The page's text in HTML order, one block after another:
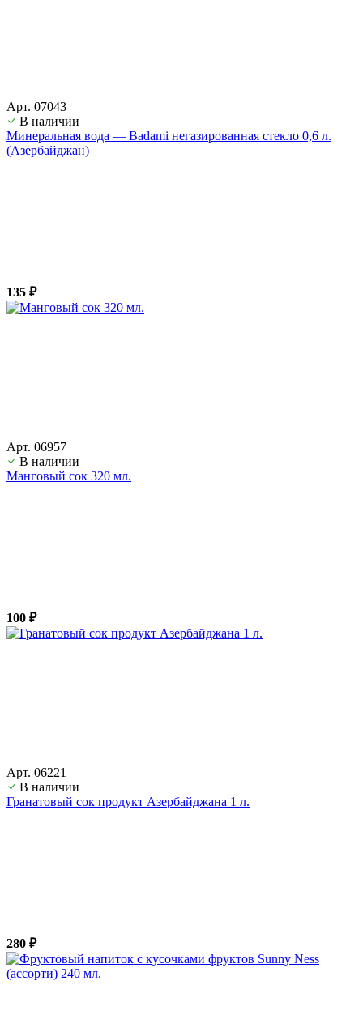
Арт. 07043
В наличии
Минеральная вода — Badami негазированная стекло 0,6 л.
(Азербайджан)
135 ₽
Арт. 06957
В наличии
Манговый сок 320 мл.
100 ₽
Арт. 06221
В наличии
Гранатовый сок продукт Азербайджана 1 л.
280 ₽